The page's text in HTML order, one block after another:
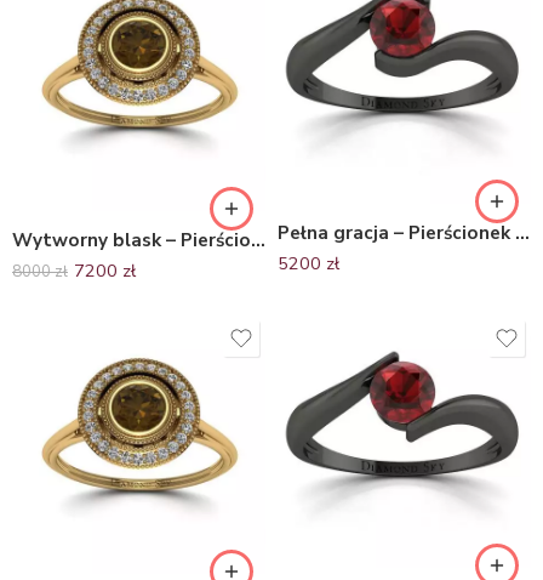
Wytworny blask – Pierścionek zaręczynowy z żółtego złota z granatem i diamentami, Diamond Sky
8000zł 7200 zł
Pełna gracja – Pierścionek zaręczynowy Diamond Sky, czarne złoto, granat
5200 zł